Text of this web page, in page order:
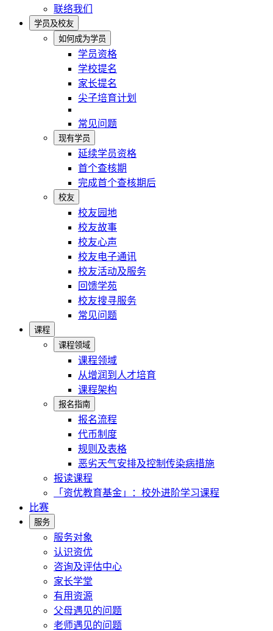
联络我们
学员及校友
如何成为学员
学员资格
学校提名
家长提名
尖子培育计划
常见问题
现有学员
延续学员资格
首个查核期
完成首个查核期后
校友
校友园地
校友故事
校友心声
校友电子通讯
校友活动及服务
回馈学苑
校友搜寻服务
常见问题
课程
课程领域
课程领域
从增润到人才培育
课程架构
报名指南
报名流程
代币制度
规则及表格
恶劣天气安排及控制传染病措施
报读课程
「资优教育基金」：校外进阶学习课程
比赛
服务
服务对象
认识资优
咨询及评估中心
家长学堂
有用资源
父母遇见的问题
老师遇见的问题